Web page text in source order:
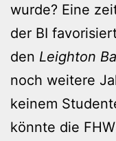
wurde? Eine
der BI
den Leighton
noch weitere
keinem
könnte die